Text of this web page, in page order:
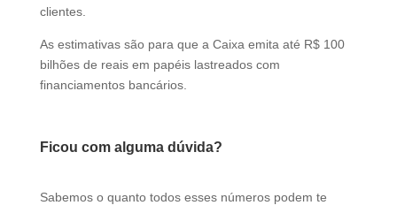
clientes.
As estimativas são para que a Caixa emita até R$ 100
bilhões de reais em papéis lastreados com
financiamentos bancários.
Ficou com alguma dúvida?
Sabemos o quanto todos esses números podem te